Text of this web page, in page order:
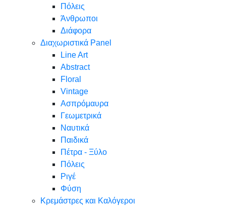
Πόλεις
Άνθρωποι
Διάφορα
Διαχωριστικά Panel
Line Art
Abstract
Floral
Vintage
Ασπρόμαυρα
Γεωμετρικά
Ναυτικά
Παιδικά
Πέτρα - Ξύλο
Πόλεις
Ριγέ
Φύση
Κρεμάστρες και Καλόγεροι